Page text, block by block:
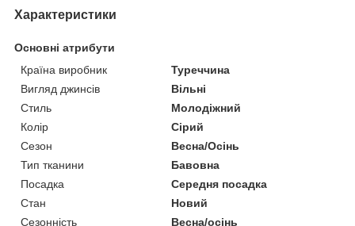
Характеристики
Основні атрибути
Країна виробник
Туреччина
Вигляд джинсів
Вільні
Стиль
Молодіжний
Колір
Сірий
Сезон
Весна/Осінь
Тип тканини
Бавовна
Посадка
Середня посадка
Стан
Новий
Сезонність
Весна/осінь